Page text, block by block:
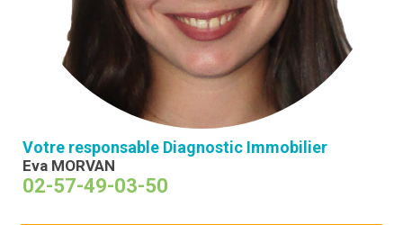
Votre responsable Diagnostic Immobilier
Eva MORVAN
02-57-49-03-50